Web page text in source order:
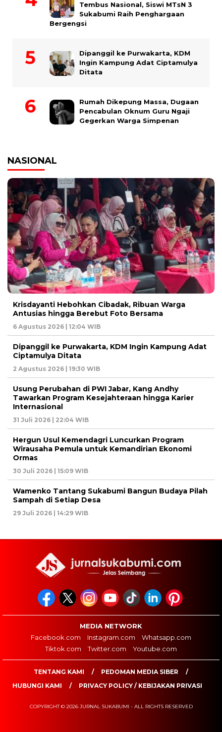
Tembus Nasional, Siswi MTsN 3
Sukabumi Raih Penghargaan
Bergengsi
Dipanggil ke Purwakarta, KDM
Ingin Kampung Adat Ciptamulya
Ditata
Rumah Dikepung Massa, Dugaan
Pencabulan Oknum Guru Ngaji
Gegerkan Warga Simpenan
NASIONAL
Krisdayanti Hebohkan Cibadak, Ribuan Warga
Antusias hingga Berebut Foto Bersama
6 Agustus 2026 | 12:04 WIB
Dipanggil ke Purwakarta, KDM Ingin Kampung Adat
Ciptamulya Ditata
2 Agustus 2026 | 19:30 WIB
Usung Perubahan di PWI Jabar, Kang Andhy
Tawarkan Program Kesejahteraan hingga Karier
Internasional
31 Juli 2026 | 22:04 WIB
Hergun Usul Kemendagri Luncurkan Program
Wirausaha Pemula untuk Kemandirian Ekonomi
Ormas
30 Juli 2026 | 15:09 WIB
Wamenko Tantang Sukabumi Bangun Budaya Pilah
Sampah di Setiap Desa
29 Juli 2026 | 14:29 WIB
MEDIA NETWORK
Facebook.com
Instagram.com
Whatsapp.com
Tiktok.com
Twitter.com Youtube.com
TENTANG KAMI
PEDOMAN MEDIA SIBER
HUBUNGI KAMI
PRIVACY POLICY / KEBIJAKAN PRIVASI
COPYRIGHT © 2026 JURNAL SUKABUMI - ALL RIGHTS RESERVED